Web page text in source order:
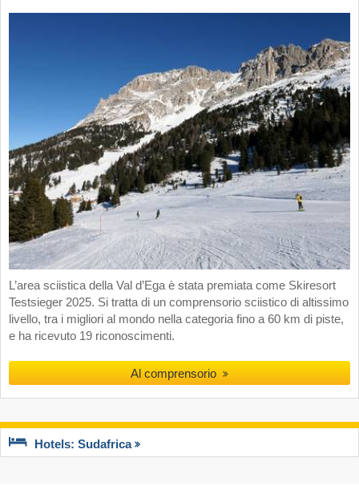
L’area sciistica della Val d’Ega è stata premiata come Skiresort
Testsieger 2025. Si tratta di un comprensorio sciistico di altissimo
livello, tra i migliori al mondo nella categoria fino a 60 km di piste,
e ha ricevuto 19 riconoscimenti.
Al comprensorio
Hotels: Sudafrica